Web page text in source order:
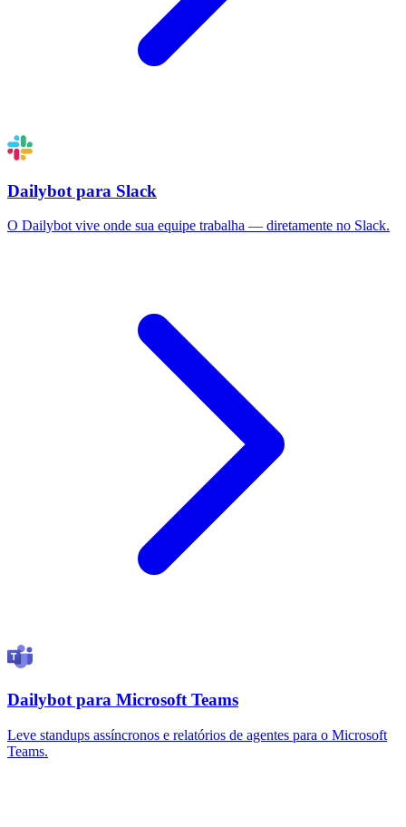
Dailybot para Slack
O Dailybot vive onde sua equipe trabalha — diretamente no Slack.
Dailybot para Microsoft Teams
Leve standups assíncronos e relatórios de agentes para o Microsoft
Teams.